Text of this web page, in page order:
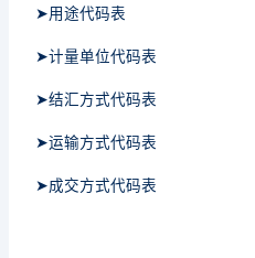
➤用途代码表
➤计量单位代码表
➤结汇方式代码表
➤运输方式代码表
➤成交方式代码表